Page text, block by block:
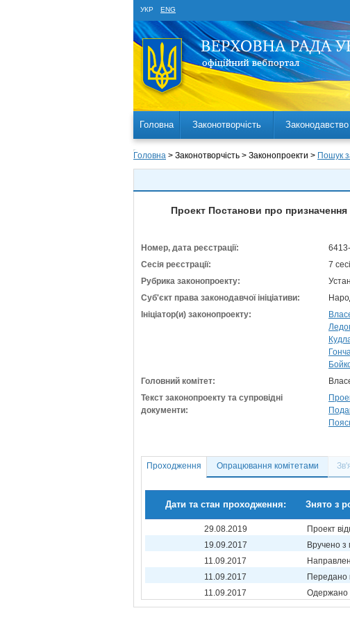
УКР ENG
Головна Законотворчість Законодавство
Головна > Законотворчість > Законопроекти > Пошук
Проект Постанови про
Номер, дата реєстрації:
Сесія реєстрації:
7
Рубрика законопроекту:
Суб'єкт права законодавчої ініціативи:
Ініціатор(и) законопроекту:
Головний комітет:
Текст законопроекту та супровідні
документи:
Проходження Опрацювання комітетами
Дати та стан проходження: Знято з
29.08.2019
Проект
19.09.2017
Вручено з
11.09.2017
11.09.2017
Передано
11.09.2017
Одержано